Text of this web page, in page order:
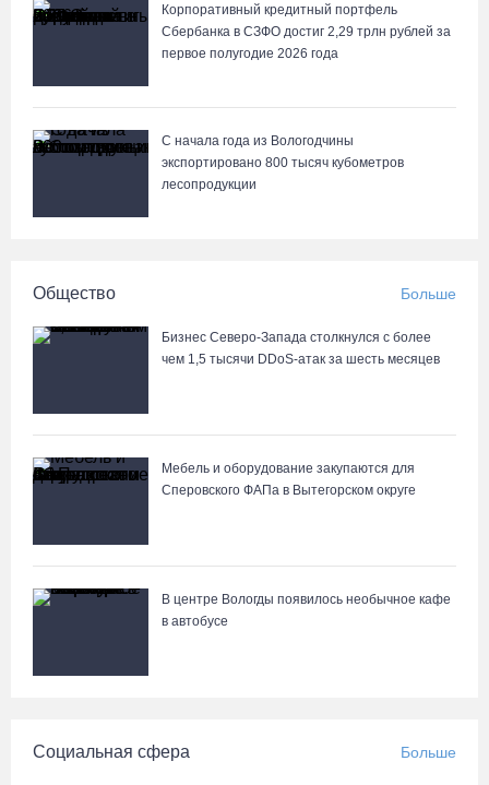
Корпоративный кредитный портфель
Сбербанка в СЗФО достиг 2,29 трлн рублей за
первое полугодие 2026 года
С начала года из Вологодчины
экспортировано 800 тысяч кубометров
лесопродукции
Общество Больше
Бизнес Северо-Запада столкнулся с более
чем 1,5 тысячи DDoS-атак за шесть месяцев
Мебель и оборудование закупаются для
Сперовского ФАПа в Вытегорском округе
В центре Вологды появилось необычное кафе
в автобусе
Социальная сфера Больше